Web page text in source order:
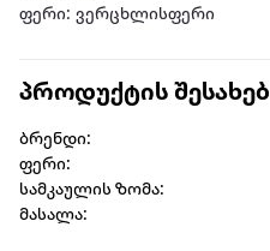
ფერი: ვერცხლისფერი
პროდუქტის შესახებ
ბრენდი:
ფერი:
სამკაულის ზომა:
მასალა: